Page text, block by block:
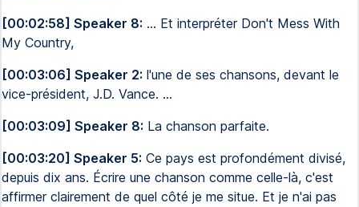
[00:02:58] Speaker 8: ... Et interpréter Don't Mess With
My Country,
[00:03:06] Speaker 2: l'une de ses chansons, devant le
vice-président, J.D. Vance. ...
[00:03:09] Speaker 8: La chanson parfaite.
[00:03:20] Speaker 5: Ce pays est profondément divisé,
depuis dix ans. Écrire une chanson comme celle-là, c'est
affirmer clairement de quel côté je me situe. Et je n'ai pas